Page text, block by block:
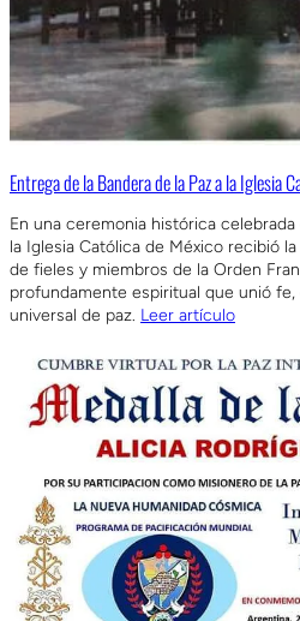
Entrega de la Bandera de la Paz a la Iglesia
En una ceremonia histórica
la Iglesia Católica de México recibió
de fieles y miembros de la Orden
profundamente espiritual que unió
universal de paz. Leer artículo